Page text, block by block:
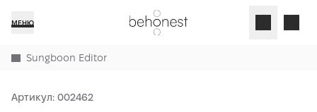
МЕНЮ
Sungboon Editor
Артикул: 002462